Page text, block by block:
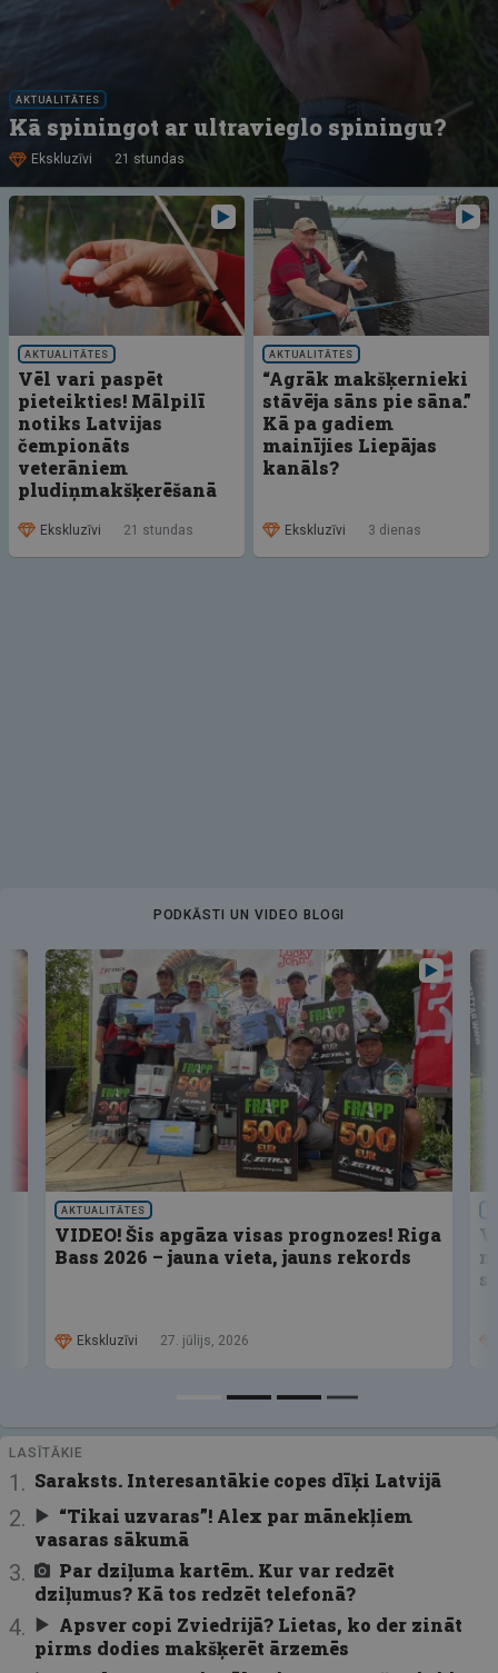
AKTUALITĀTES
Kā spiningot ar ultravieglo spiningu?
Ekskluzīvi 21 stundas
AKTUALITĀTES
Vēl vari paspēt
pieteikties! Mālpilī
notiks Latvijas
čempionāts
veterāniem
pludiņmakšķerēšanā
Ekskluzīvi 21 stundas
AKTUALITĀTES
“Agrāk makšķernieki
stāvēja sāns pie sāna.”
Kā pa gadiem
mainījies Liepājas
kanāls?
Ekskluzīvi 3 dienas
PODKĀSTI UN VIDEO BLOGI
AKTUALITĀTES
VIDEO! Šis apgāza visas prognozes! Riga
Bass 2026 – jauna vieta, jauns rekords
Ekskluzīvi 27. jūlijs, 2026
LASĪTĀKIE
Saraksts. Interesantākie copes dīķi Latvijā
“Tikai uzvaras”! Alex par mānekļiem
vasaras sākumā
Par dziļuma kartēm. Kur var redzēt
dziļumus? Kā tos redzēt telefonā?
Apsver copi Zviedrijā? Lietas, ko der zināt
pirms dodies makšķerēt ārzemēs